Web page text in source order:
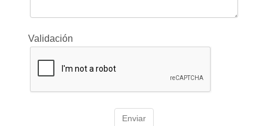
Validación